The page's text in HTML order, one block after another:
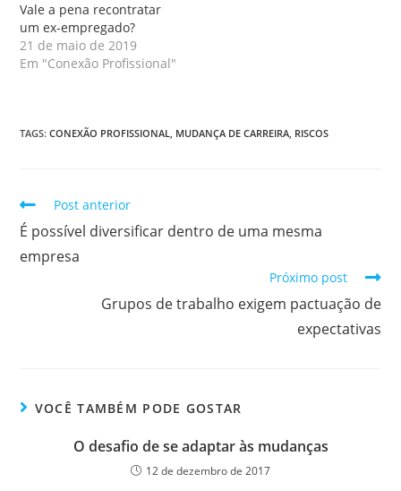
Vale a pena recontratar
um ex-empregado?
21 de maio de 2019
Em "Conexão Profissional"
TAGS:CONEXÃO PROFISSIONAL, MUDANÇA DE CARREIRA, RISCOS
Post anterior
É possível diversificar dentro de uma mesma
empresa
Próximo post
Grupos de trabalho exigem pactuação de
expectativas
VOCÊ TAMBÉM PODE GOSTAR
O desafio de se adaptar às mudanças
12 de dezembro de 2017